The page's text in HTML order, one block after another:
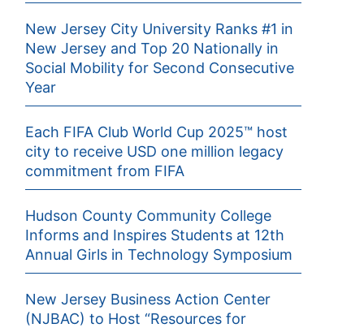
New Jersey City University Ranks #1 in
New Jersey and Top 20 Nationally in
Social Mobility for Second Consecutive
Year
Each FIFA Club World Cup 2025™ host
city to receive USD one million legacy
commitment from FIFA
Hudson County Community College
Informs and Inspires Students at 12th
Annual Girls in Technology Symposium
New Jersey Business Action Center
(NJBAC) to Host “Resources for